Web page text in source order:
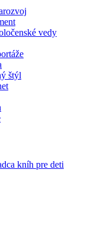
vedy
štýl
kníh pre deti